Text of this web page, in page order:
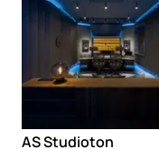
AS Studioton